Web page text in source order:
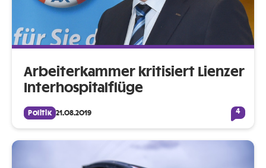
Arbeiterkammer kritisiert Lienzer
Interhospitalflüge
Politik 21.08.2019 4